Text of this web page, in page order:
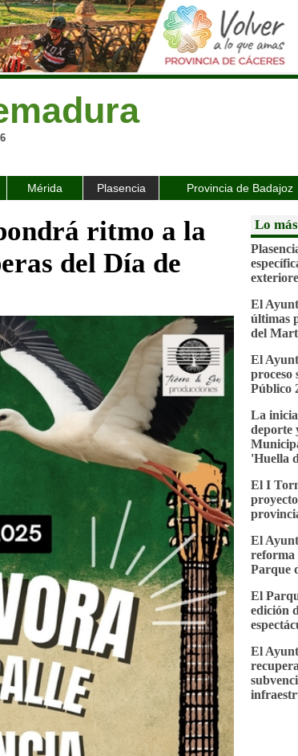
Mérida Plasencia Provincia de Badajoz
ritmo a la
del Día de
Lo
El
últimas
del
El
proceso
Público
La
deporte
'Huella
El I
El
reforma
Parque
El
edición
El